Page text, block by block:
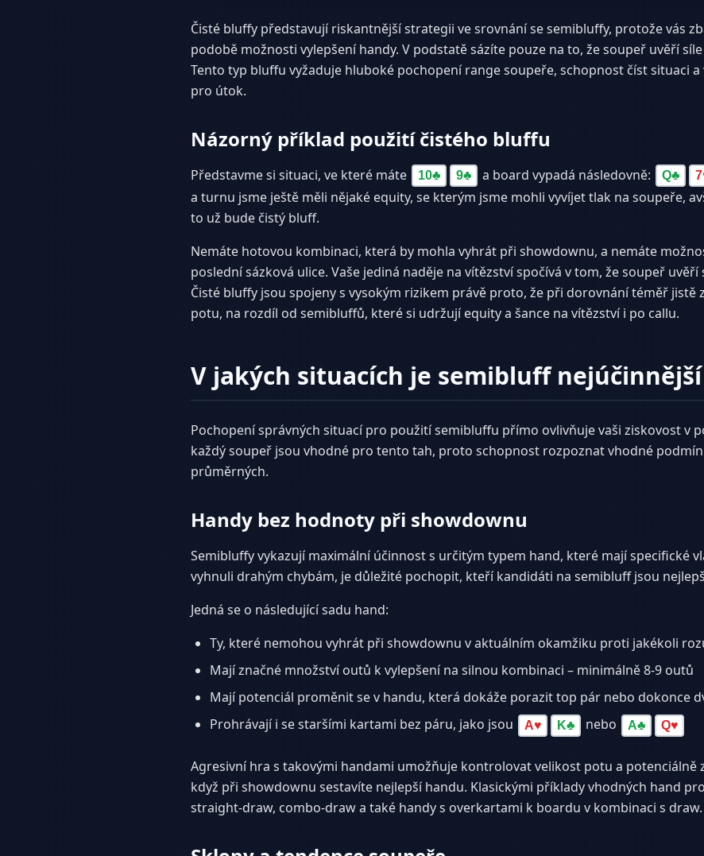
Čisté bluffy představují riskantnější strategii ve srovnání se semibluffy, protože vás
podobě možnosti vylepšení handy. V podstatě sázíte pouze na to, že soupeř uvěří
Tento typ bluffu vyžaduje hluboké pochopení range soupeře, schopnost číst situaci
pro útok.
Názorný příklad použití čistého bluffu
Představme si situaci, ve které máte 10♣ 9♣ a board vypadá následovně: Q♣ 7
a turnu jsme ještě měli nějaké equity, se kterým jsme mohli vyvíjet tlak na soupeře,
to už bude čistý bluff.
Nemáte hotovou kombinaci, která by mohla vyhrát při showdownu, a nemáte
poslední sázková ulice. Vaše jediná naděje na vítězství spočívá v tom, že soupeř uvěří
Čisté bluffy jsou spojeny s vysokým rizikem právě proto, že při dorovnání téměř jistě
potu, na rozdíl od semibluffů, které si udržují equity a šance na vítězství i po callu.
V jakých situacích je semibluff nejúčinnější
Pochopení správných situací pro použití semibluffu přímo ovlivňuje vaši ziskovost v
každý soupeř jsou vhodné pro tento tah, proto schopnost rozpoznat vhodné
průměrných.
Handy bez hodnoty při showdownu
Semibluffy vykazují maximální účinnost s určitým typem hand, které mají specifické
vyhnuli drahým chybám, je důležité pochopit, kteří kandidáti na semibluff jsou
Jedná se o následující sadu hand:
Ty, které nemohou vyhrát při showdownu v aktuálním okamžiku proti jakékoli
Mají značné množství outů k vylepšení na silnou kombinaci – minimálně 8-9 outů
Mají potenciál proměnit se v handu, která dokáže porazit top pár nebo dokonce
Prohrávají i se staršími kartami bez páru, jako jsou
A♥ K♣ nebo A♣ Q♥
Agresivní hra s takovými handami umožňuje kontrolovat velikost potu a potenciálně
když při showdownu sestavíte nejlepší handu. Klasickými příklady vhodných hand
straight-draw, combo-draw a také handy s overkartami k boardu v kombinaci s draw.